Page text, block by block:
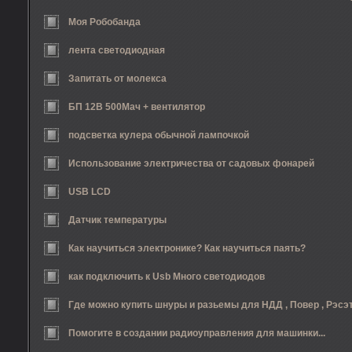
Моя Робобанда
лента светодиодная
Запитать от молекса
БП 12В 500Мач + вентилятор
подсветка кулера обычной лампочкой
Использование электричества от садовых фонарей
USB LCD
Датчик температуры
Как научиться электронике? Как научиться паять?
как подключить к Usb Много светодиодов
Где можно купить шнуры и разьемы для НДД , Повер ,
Помогите в создании радиоуправления для машинки...